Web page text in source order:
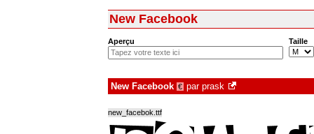
New Facebook
Aperçu Taille
New Facebook € par prask
new_facebok.ttf